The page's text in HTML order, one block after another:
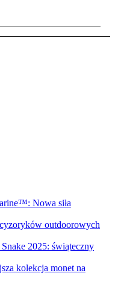
Nowa siła
outdoorowych
2025: świąteczny
kolekcja monet na